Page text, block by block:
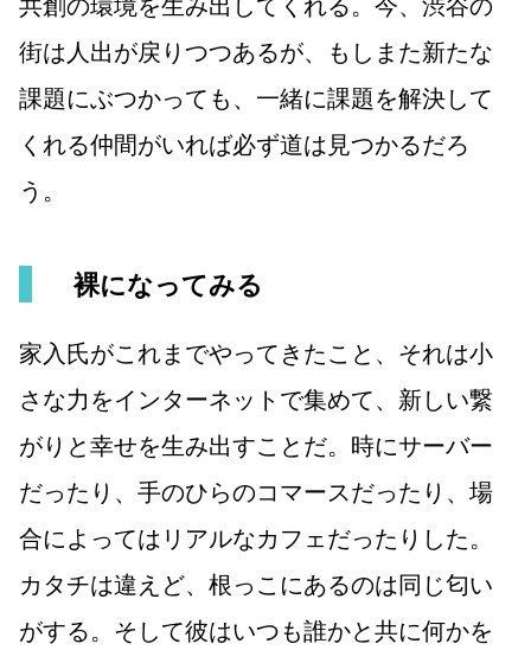
街は人出が戻りつつあるが、もしまた新たな
課題にぶつかっても、一緒に課題を解決して
くれる仲間がいれば必ず道は見つかるだろ
う。
裸になってみる
家入氏がこれまでやってきたこと、それは小
さな力をインターネットで集めて、新しい繋
がりと幸せを生み出すことだ。時にサーバー
だったり、手のひらのコマースだったり、場
合によってはリアルなカフェだったりした。
カタチは違えど、根っこにあるのは同じ匂い
がする。そして彼はいつも誰かと共に何かを